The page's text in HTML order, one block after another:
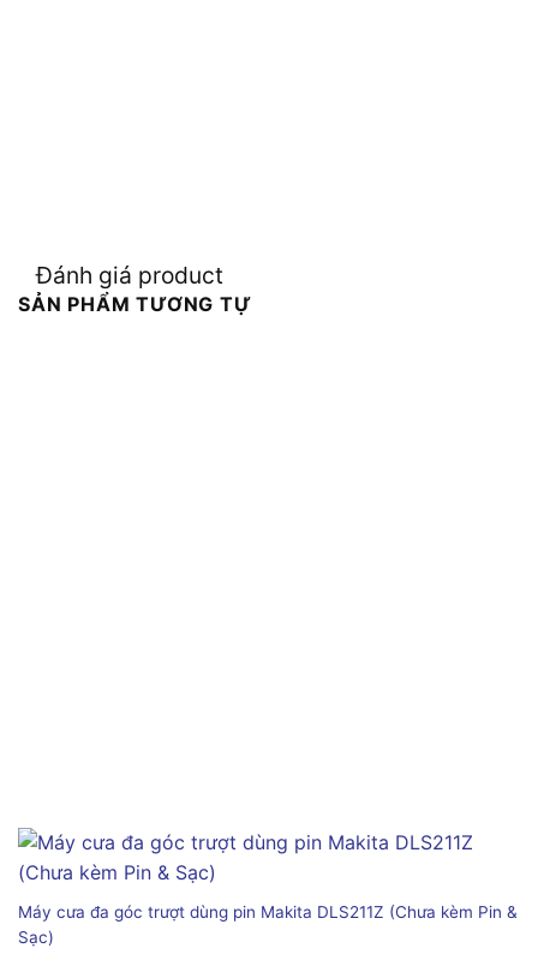
Đánh giá product
SẢN PHẨM TƯƠNG TỰ
Máy cưa đa góc trượt dùng pin Makita DLS211Z (Chưa kèm Pin &
Sạc)